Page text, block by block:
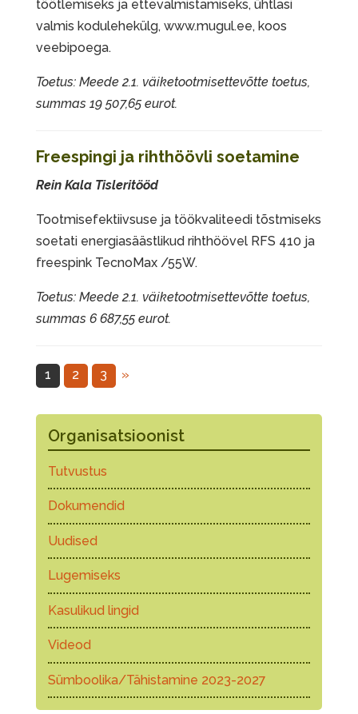
töötlemiseks ja ettevalmistamiseks, ühtlasi
valmis kodulehekülg, www.mugul.ee, koos
veebipoega.
Toetus: Meede 2.1. väiketootmisettevõtte toetus,
summas 19 507,65 eurot.
Freespingi ja rihthöövli soetamine
Rein Kala Tisleritööd
Tootmisefektiivsuse ja töökvaliteedi tõstmiseks
soetati energiasäästlikud rihthöövel RFS 410 ja
freespink TecnoMax /55W.
Toetus: Meede 2.1. väiketootmisettevõtte toetus,
summas 6 687,55 eurot.
1 2 3 »
Organisatsioonist
Tutvustus
Dokumendid
Uudised
Lugemiseks
Kasulikud lingid
Videod
Sümboolika/Tähistamine 2023-2027